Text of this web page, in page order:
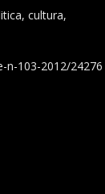
cultura,
n-103-2012/24276